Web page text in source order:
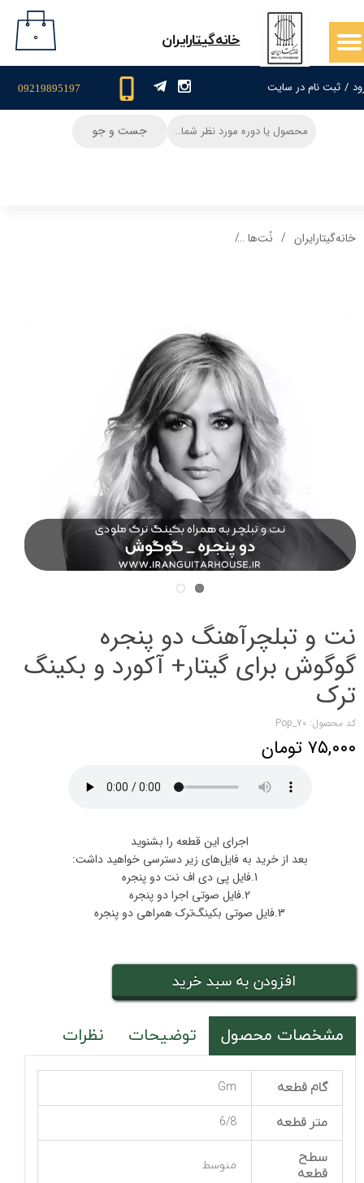
/ ثبت نام در سایت
حساب کاربری من
سفارشات
09219895197
​خانه‌گیتار‌ایران ۰
جست و جو
خانه‌گیتار‌ایران نُت‌ها
نت و تبلچرآهنگ دو پنجره
گوگوش برای گیتار+ آکورد و بکینگ
ترک
کد محصول: Pop_70
۷۵,۰۰۰ تومان
اجرای این قطعه را بشنوید
بعد از خرید به فایل‌های زیر دسترسی خواهید داشت:
1.فایل پی دی اف نت دو پنجره
2.فایل صوتی اجرا دو پنجره
3.فایل صوتی بکینگ‌ترک همراهی دو پنجره
افزودن به سبد خرید
مشخصات محصول توضیحات نظرات
گام قطعه Gm
متر قطعه 6/8
سطح
قطعه
متوسط